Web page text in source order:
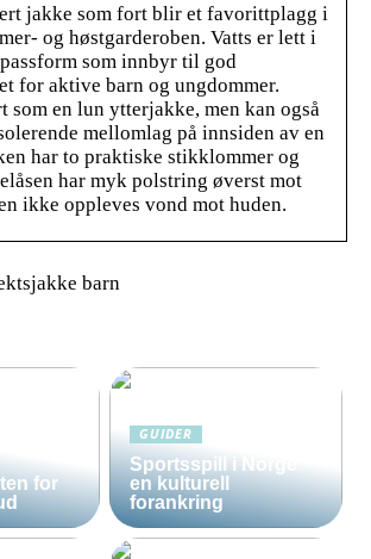
jakke som fort blir et favorittplagg i
og høstgarderoben. Vatts er lett i
som innbyr til god
for aktive barn og ungdommer.
som en lun ytterjakke, men kan også
mellomlag på innsiden av en
har to praktiske stikklommer og
har myk polstring øverst mot
ikke oppleves vond mot huden.
barn
for
GUIDER
Sportsspill i Norge
en kulturell
forankring